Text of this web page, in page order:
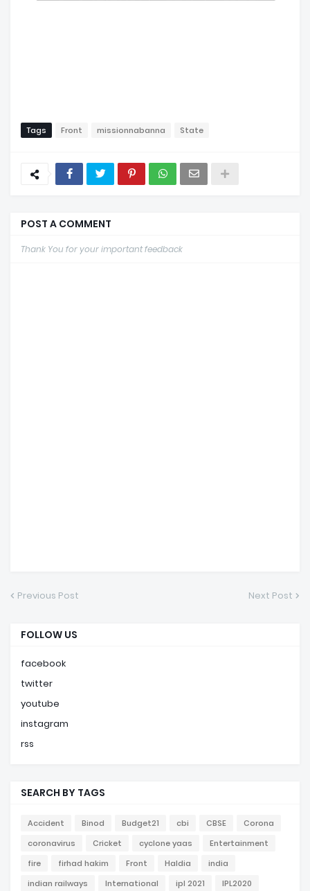
Tags Front missionnabanna State
POST A COMMENT
Thank You for your important feedback
Previous Post Next Post
FOLLOW US
facebook
twitter
youtube
instagram
rss
SEARCH BY TAGS
Accident Binod Budget21 cbi CBSE
Corona
coronavirus
Cricket cyclone yaas
Entertainment
fire
firhad hakim Front Haldia
india
indian railways
International ipl 2021 IPL2020